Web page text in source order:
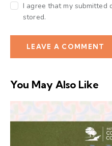
I agree that my submitted
stored.
You May Also Like